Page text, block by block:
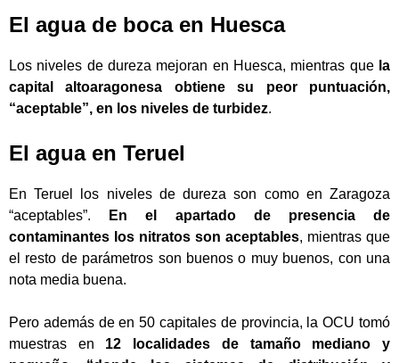
El agua de boca en Huesca
Los niveles de dureza mejoran en Huesca, mientras que la
capital altoaragonesa obtiene su peor puntuación,
“aceptable”, en los niveles de turbidez.
El agua en Teruel
En Teruel los niveles de dureza son como en Zaragoza
“aceptables”.
En el apartado de presencia de
contaminantes los nitratos son aceptables, mientras que
el resto de parámetros son buenos o muy buenos, con una
nota media buena.
Pero además de en 50 capitales de provincia, la OCU tomó
muestras en 12 localidades de tamaño mediano y